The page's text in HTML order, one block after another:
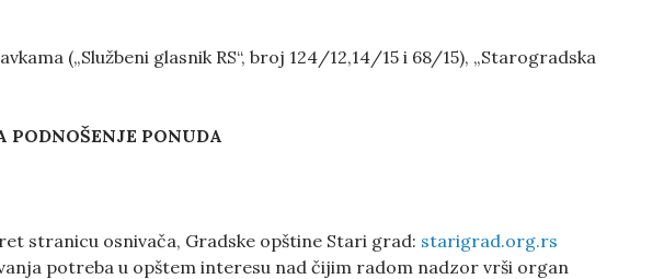
(„Službeni glasnik RS“, broj 124/12,14/15 i 68/15), „Starogradska
PODNOŠENJE PONUDA
stranicu osnivača, Gradske opštine Stari grad: starigrad.org.rs
potreba u opštem interesu nad čijim radom nadzor vrši organ